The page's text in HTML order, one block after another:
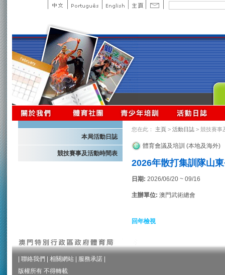
本局活動日誌
競技賽事及活動時間表
您在此： 主頁 > 活動日誌 > 競技賽事
體育會議及培訓 (本地及海外)
2026年散打集訓隊山
日期: 2026/06/20 ~ 09/16
主辦單位: 澳門武術總會
回年檢視
聯絡我們 相關網站 服務承諾
版權所有 不得轉載